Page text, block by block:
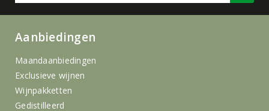
Aanbiedingen
Maandaanbiedingen
Exclusieve wijnen
Wijnpakketten
Gedistilleerd